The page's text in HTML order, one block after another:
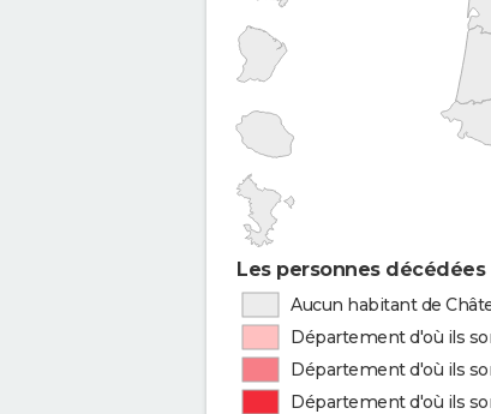
Les personnes décédées
Aucun habitant de
Département d'où ils
Département d'où ils
Département d'où ils